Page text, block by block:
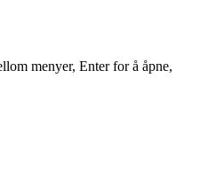
menyer, Enter for å åpne,